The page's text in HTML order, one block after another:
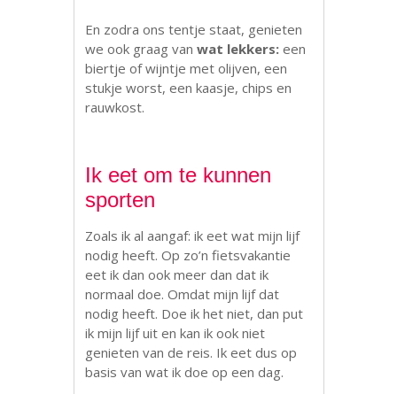
En zodra ons tentje staat, genieten
we ook graag vanwat lekkers:een
biertje of wijntje met olijven, een
stukje worst, een kaasje, chips en
rauwkost.
Ik eet om te kunnen
sporten
Zoals ik al aangaf: ik eet wat mijn lijf
nodig heeft. Op zo’n fietsvakantie
eet ik dan ook meer dan dat ik
normaal doe. Omdat mijn lijf dat
nodig heeft. Doe ik het niet, dan put
ik mijn lijf uit en kan ik ook niet
genieten van de reis. Ik eet dus op
basis van wat ik doe op een dag.